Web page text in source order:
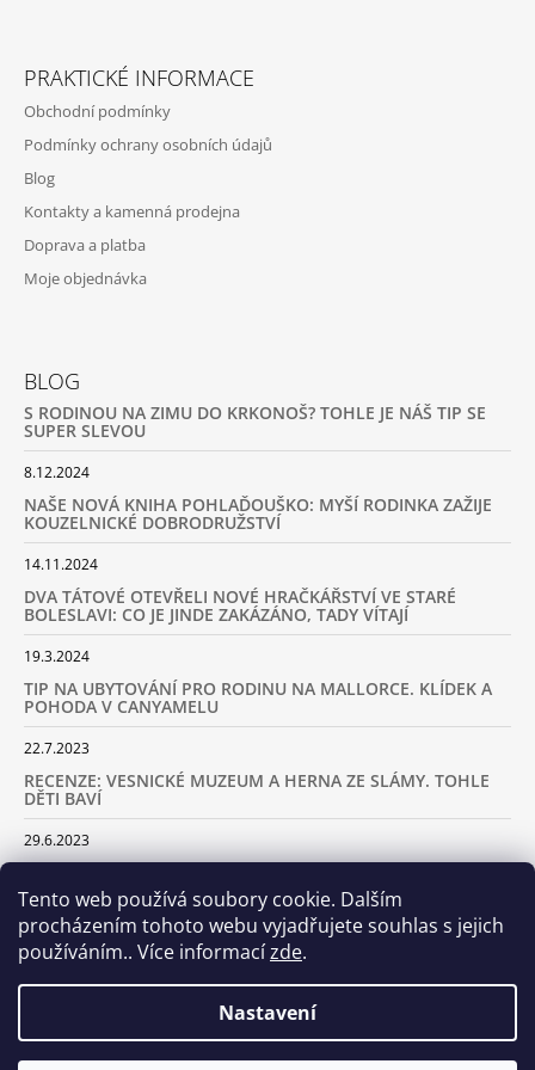
Tento web používá soubory cookie. Dalším
procházením tohoto webu vyjadřujete souhlas s jejich
používáním.. Více informacízde.
Nastavení
PRAKTICKÉ INFORMACE
Obchodní podmínky
Podmínky ochrany osobních údajů
Blog
Kontakty a kamenná prodejna
Doprava a platba
Moje objednávka
BLOG
S RODINOU NA ZIMU DO KRKONOŠ? TOHLE JE NÁŠ TIP SE
SUPER SLEVOU
8.12.2024
NAŠE NOVÁ KNIHA POHLAĎOUŠKO: MYŠÍ RODINKA ZAŽIJE
KOUZELNICKÉ DOBRODRUŽSTVÍ
14.11.2024
DVA TÁTOVÉ OTEVŘELI NOVÉ HRAČKÁŘSTVÍ VE STARÉ
BOLESLAVI: CO JE JINDE ZAKÁZÁNO, TADY VÍTAJÍ
19.3.2024
TIP NA UBYTOVÁNÍ PRO RODINU NA MALLORCE. KLÍDEK A
POHODA V CANYAMELU
22.7.2023
RECENZE: VESNICKÉ MUZEUM A HERNA ZE SLÁMY. TOHLE
DĚTI BAVÍ
29.6.2023
KOLIK VÁS TO BUDE STÁT
18.2.2023
ARCHIV